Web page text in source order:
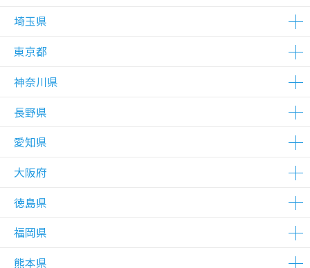
△在庫わずか
埼玉県
△在庫わずか
△在庫わずか
△在庫わずか
東京都
△在庫わずか
△在庫わずか
△在庫わずか
神奈川県
△在庫わずか
△在庫わずか
△在庫わずか
長野県
△在庫わずか
△在庫わずか
愛知県
△在庫わずか
△在庫わずか
大阪府
△在庫わずか
△在庫わずか
徳島県
△在庫わずか
福岡県
熊本県